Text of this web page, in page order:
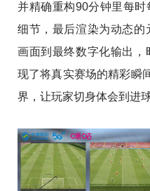
并精确重构90分钟里每
细节，最后渲染为动态
画面到最终数字化输出
现了将真实赛场的精彩瞬
界，让玩家切身体会到进